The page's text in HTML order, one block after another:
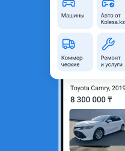
Оригинальность
Возможна рассрочка или